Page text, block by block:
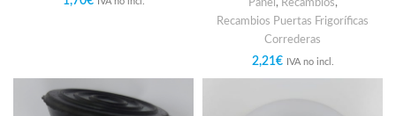
Panel , Recambios,
Recambios Puertas Frigoríficas
Correderas
2,21€ IVA no incl.